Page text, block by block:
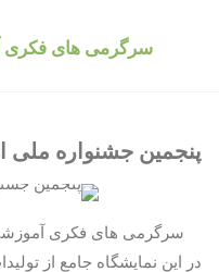
سرگرمی های فکری
پنجمین جشنواره ملی
سرگرمی های فکری آموزشی
در این نمایشگاه جامع از